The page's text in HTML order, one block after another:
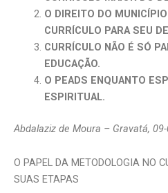
O DIREITO DO
CURRÍCULO PARA SEU
CURRÍCULO NÃO É SÓ
EDUCAÇÃO.
O PEADS ENQUANTO
ESPIRITUAL.
Abdalaziz de Moura – Gravatá,
O PAPEL DA METODOLOGIA NO
SUAS ETAPAS